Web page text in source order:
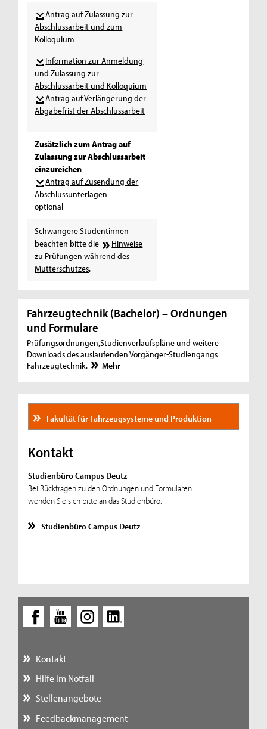
Antrag auf Zulassung zur
Abschlussarbeit und zum
Kolloquium
Information zur Anmeldung
und Zulassung zur
Abschlussarbeit und Kolloquium
Antrag auf Verlängerung der
Abgabefrist der Abschlussarbeit
Zusätzlich zum Antrag auf
Zulassung zur Abschlussarbeit
einzureichen
Antrag auf Zusendung der
Abschlussunterlagen
optional
Schwangere Studentinnen
beachten bitte die
Hinweise
zu Prüfungen während des
Mutterschutzes.
Fahrzeugtechnik (Bachelor) – Ordnungen
und Formulare
Prüfungsordnungen,Studienverlaufspläne und weitere
Downloads des auslaufenden Vorgänger-Studiengangs
Fahrzeugtechnik.
Mehr
Fakultät für Fahrzeugsysteme und Produktion
Kontakt
Studienbüro Campus Deutz
Bei Rückfragen zu den Ordnungen und Formularen
wenden Sie sich bitte an das Studienbüro.
Studienbüro Campus Deutz
Kontakt
Hilfe im Notfall
Stellenangebote
Feedbackmanagement